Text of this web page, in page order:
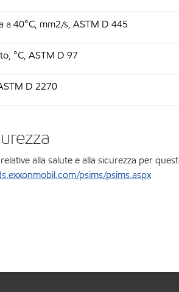
a 40°C, mm2/s, ASTM D 445
°C, ASTM D 97
D 2270
alla salute e alla sicurezza per
psims/psims.aspx